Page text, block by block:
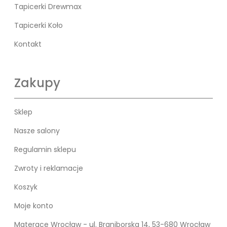
Tapicerki Drewmax
Tapicerki Koło
Kontakt
Zakupy
Sklep
Nasze salony
Regulamin sklepu
Zwroty i reklamacje
Koszyk
Moje konto
Materace Wrocław - ul. Braniborska 14, 53-680 Wrocław